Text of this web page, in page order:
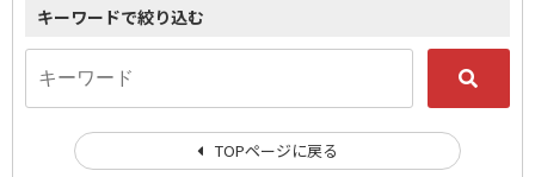
キーワードで絞り込む
TOPページに戻る